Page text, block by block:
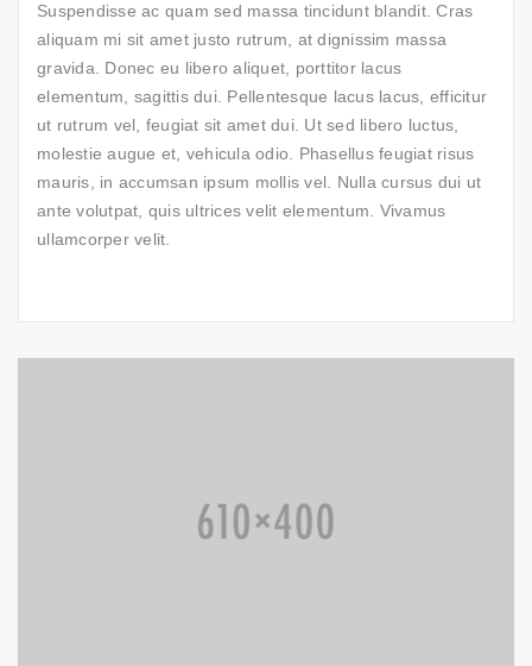
Suspendisse ac quam sed massa tincidunt blandit. Cras
aliquam mi sit amet justo rutrum, at dignissim massa
gravida. Donec eu libero aliquet, porttitor lacus
elementum, sagittis dui. Pellentesque lacus lacus, efficitur
ut rutrum vel, feugiat sit amet dui. Ut sed libero luctus,
molestie augue et, vehicula odio. Phasellus feugiat risus
mauris, in accumsan ipsum mollis vel. Nulla cursus dui ut
ante volutpat, quis ultrices velit elementum. Vivamus
ullamcorper velit.